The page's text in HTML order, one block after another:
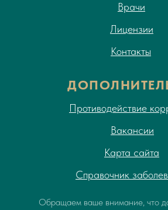
Врачи
Лицензии
Контакты
Вакансии
Карта сайта
Справочник
Противодействие
Обращаем ваше внимание, что